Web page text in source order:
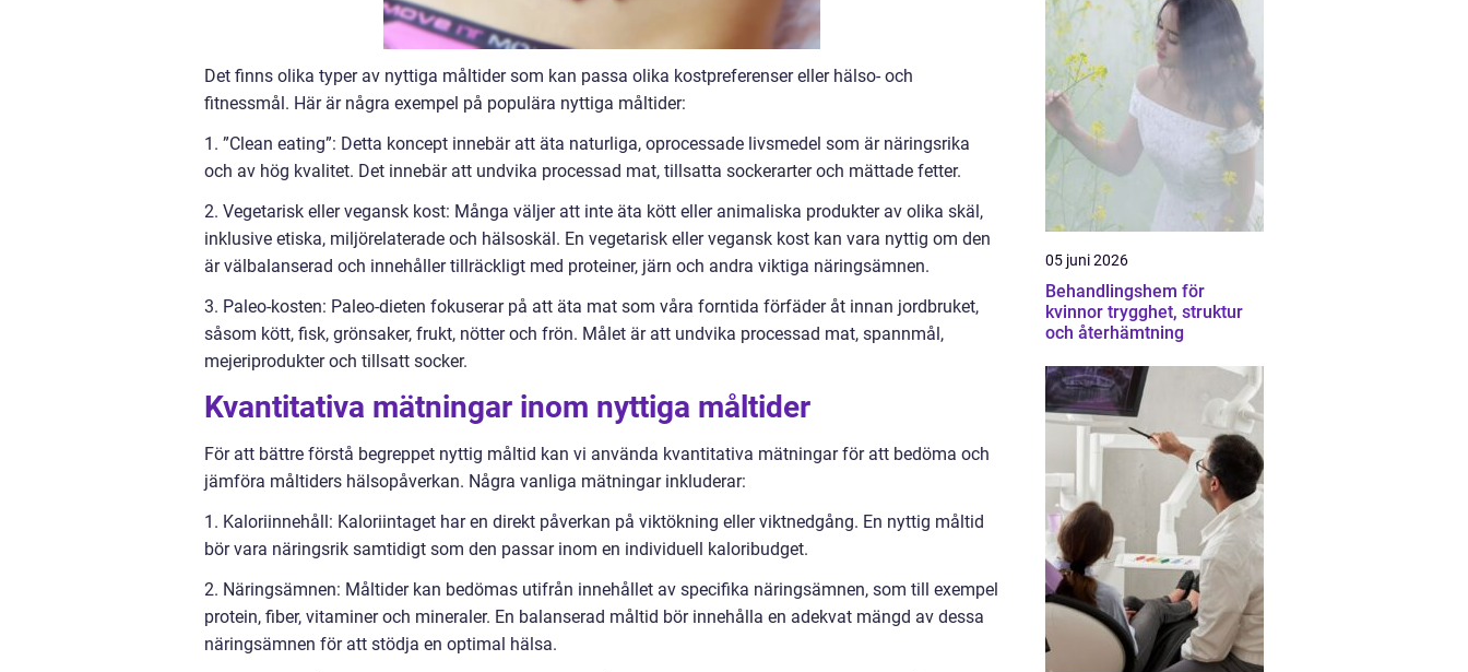
Det finns olika typer av nyttiga måltider som kan passa olika kostpreferenser eller hälso- och
fitnessmål. Här är några exempel på populära nyttiga måltider:
1. ”Clean eating”: Detta koncept innebär att äta naturliga, oprocessade livsmedel som är näringsrika
och av hög kvalitet. Det innebär att undvika processad mat, tillsatta sockerarter och mättade fetter.
2. Vegetarisk eller vegansk kost: Många väljer att inte äta kött eller animaliska produkter av olika skäl,
inklusive etiska, miljörelaterade och hälsoskäl. En vegetarisk eller vegansk kost kan vara nyttig om den
är välbalanserad och innehåller tillräckligt med proteiner, järn och andra viktiga näringsämnen.
3. Paleo-kosten: Paleo-dieten fokuserar på att äta mat som våra forntida förfäder åt innan jordbruket,
såsom kött, fisk, grönsaker, frukt, nötter och frön. Målet är att undvika processad mat, spannmål,
mejeriprodukter och tillsatt socker.
Kvantitativa mätningar inom nyttiga måltider
För att bättre förstå begreppet nyttig måltid kan vi använda kvantitativa mätningar för att bedöma och
jämföra måltiders hälsopåverkan. Några vanliga mätningar inkluderar:
1. Kaloriinnehåll: Kaloriintaget har en direkt påverkan på viktökning eller viktnedgång. En nyttig måltid
bör vara näringsrik samtidigt som den passar inom en individuell kaloribudget.
2. Näringsämnen: Måltider kan bedömas utifrån innehållet av specifika näringsämnen, som till exempel
protein, fiber, vitaminer och mineraler. En balanserad måltid bör innehålla en adekvat mängd av dessa
näringsämnen för att stödja en optimal hälsa.
05 juni 2026
Behandlingshem för
kvinnor trygghet, struktur
och återhämtning